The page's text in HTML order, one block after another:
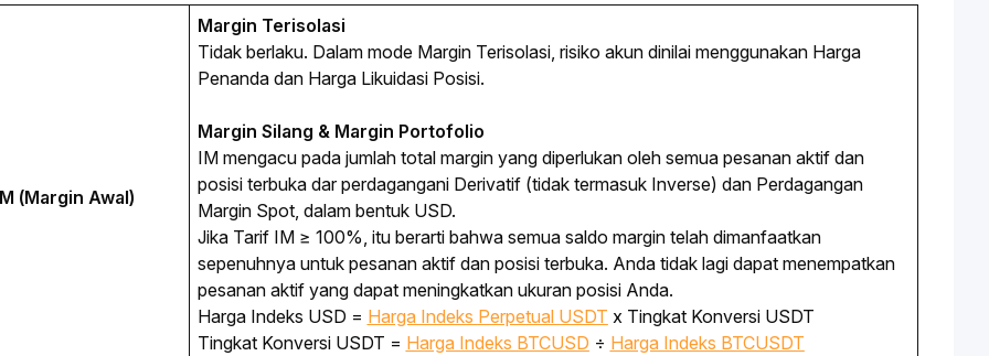
(Margin Awal)
Margin Terisolasi
Tidak berlaku. Dalam mode Margin Terisolasi, risiko akun dinilai menggunakan Harga
Penanda dan Harga Likuidasi Posisi.
Margin Silang & Margin Portofolio
IM mengacu pada jumlah total margin yang diperlukan oleh semua pesanan aktif dan
posisi terbuka dar perdagangani Derivatif (tidak termasuk Inverse) dan Perdagangan
Margin Spot, dalam bentuk USD.
Jika Tarif IM ≥ 100%, itu berarti bahwa semua saldo margin telah dimanfaatkan
sepenuhnya untuk pesanan aktif dan posisi terbuka. Anda tidak lagi dapat menempatkan
pesanan aktif yang dapat meningkatkan ukuran posisi Anda.
Harga Indeks USD = Harga Indeks PerpetualUSDT x Tingkat Konversi USDT
Tingkat Konversi USDT = Harga Indeks BTCUSD ÷ Harga Indeks BTCUSDT